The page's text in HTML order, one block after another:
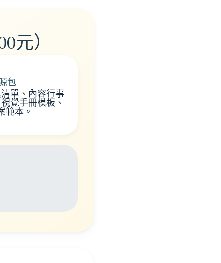
元）
包
單、內容行事
覺手冊模板、
範本。